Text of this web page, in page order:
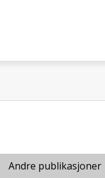
Andre publikasjoner